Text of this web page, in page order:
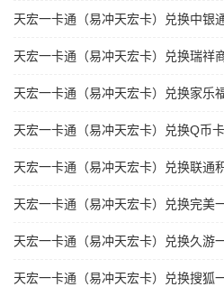
天宏一卡通（易冲天宏卡）兑换中银
天宏一卡通（易冲天宏卡）兑换瑞祥
天宏一卡通（易冲天宏卡）兑换家乐
天宏一卡通（易冲天宏卡）兑换Q币卡
天宏一卡通（易冲天宏卡）兑换联通
天宏一卡通（易冲天宏卡）兑换完美
天宏一卡通（易冲天宏卡）兑换久游
天宏一卡通（易冲天宏卡）兑换搜狐